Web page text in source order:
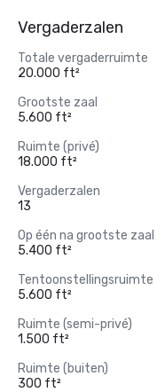
Vergaderzalen
Totale vergaderruimte
20.000 ft²
Grootste zaal
5.600 ft²
Ruimte (privé)
18.000 ft²
Vergaderzalen
13
Op één na grootste zaal
5.400 ft²
Tentoonstellingsruimte
5.600 ft²
Ruimte (semi-privé)
1.500 ft²
Ruimte (buiten)
300 ft²